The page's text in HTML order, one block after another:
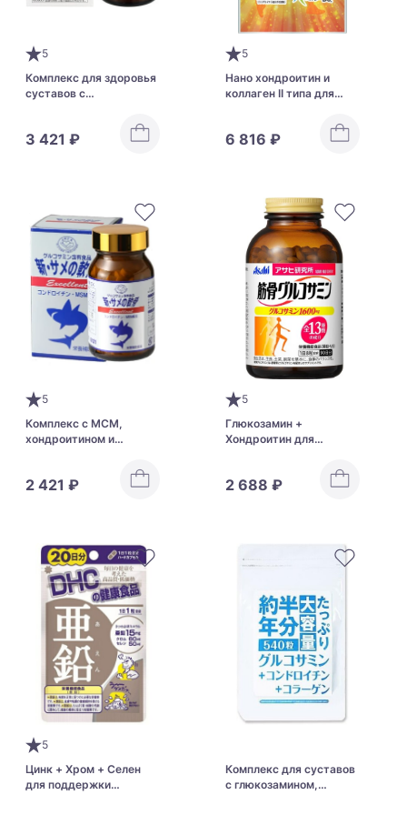
5
Комплекс для здоровья
суставов с
Japan Chondroitin &
3 421 ₽
5
Нано хондроитин и
коллаген II типа для
хрящей Marukyo Nano
Chondroitin EX
6 816 ₽
5
Комплекс с МСМ,
хондроитином и
опорно-двигательного
аппарата Nichiei Bussan
2 421 ₽
5
Глюкозамин +
Хондроитин для
укрепления суставов
2 688 ₽
5
Цинк + Хром + Селен
для поддержки
Комплекс для суставов
с глюкозамином,